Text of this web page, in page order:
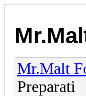
Mr.Malt
Preparati